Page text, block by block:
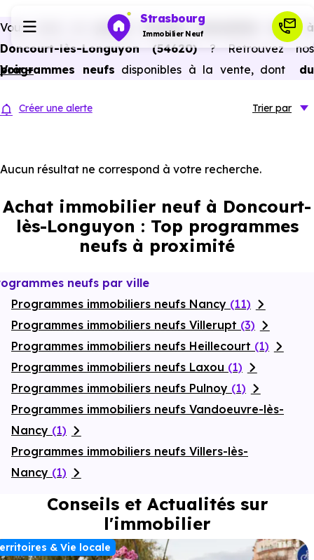
Strasbourg
Immobilier Neuf
Investir
Actualités
Financer
Vous avez un
projet d’achat immobilier neuf à
Doncourt-lès-Longuyon (54620) ? Retrouvez nos
programmes neufs disponibles à la vente, dont
du
frais d’agence.
à Doncourt-lès-Longuyon (54620) , vous pouvez aussi
dans certains cas, frais de notaire réduits, bonnes
performances énergétiques, garanties constructeur, etc.
Voir +
Créer une alerte Trier par
Aucun résultat ne correspond à votre recherche.
Achat immobilier neuf à Doncourt-
lès-Longuyon : Top programmes
neufs à proximité
neufs par ville
Programmes immobiliers neufs Nancy (11)
Programmes immobiliers neufs Villerupt (3)
Programmes immobiliers neufs Heillecourt (1)
Programmes immobiliers neufs Laxou (1)
Programmes immobiliers neufs Pulnoy (1)
Programmes immobiliers neufs Vandoeuvre-lès-
Nancy (1)
Programmes immobiliers neufs Villers-lès-
Nancy (1)
Conseils et Actualités sur
l'immobilier
& Vie locale